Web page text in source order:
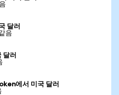
달러
음
달러
에서 미국 달러